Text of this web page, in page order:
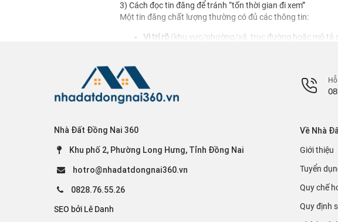
3) Cách đọc tin đăng để tránh “tốn thời gian đi xem”
Một tin đăng chất lượng thường có đủ các thông tin:
Vị trí rõ (khu vực/phường/xã, trục đường hoặc mô tả
Pháp lý : sổ hồng riêng/chung, thổ cư bao nhiêu m²,
Hiện trạng : đường trước nhà/đất, hẻm xe hơi hay xe
Nếu tin quá “chung chung” (không vị trí, không diện tích,
4) Checklist pháp lý & thực địa trước khi đặt cọc (8 điểm)
Đây là phần nên đặt nổi bật cuối mô tả danh mục vì tăng
(đúng tên trên sổ, tình trạng
và hiện trạng sử dụng đất
Nhà Đất Đồng Nai 360
Khu phố 2, Phường Long Hưng, Tỉnh Đồng Nai
hotro@nhadatdongnai360.vn
0828.76.55.26
SEO bởi Lê Danh
Về Nhà
Giới thiệu
Tuyển
Quy chế
Quy định